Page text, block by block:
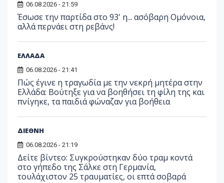
06.08.2026 - 21:59
Έσωσε την παρτίδα στο 93' η... ασόβαρη Ομόνοια,
αλλά περνάει στη ρεβάνς!
ΕΛΛΑΔΑ
06.08.2026 - 21:41
Πώς έγινε η τραγωδία με την νεκρή μητέρα στην
Ελλάδα: Βούτηξε για να βοηθήσει τη φίλη της και
πνίγηκε, τα παιδιά φώναζαν για βοήθεια
ΔΙΕΘΝΗ
06.08.2026 - 21:19
Δείτε βίντεο: Συγκρούστηκαν δύο τραμ κοντά
στο γήπεδο της Σάλκε στη Γερμανία,
τουλάχιστον 25 τραυματίες, οι επτά σοβαρά